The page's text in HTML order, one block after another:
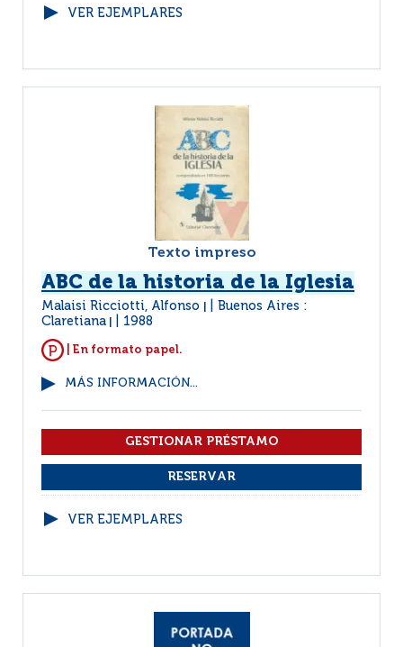
VER EJEMPLARES
Texto impreso
ABC de la historia de la Iglesia
Malaisi Ricciotti, Alfonso
Buenos Aires :
Claretiana
1988
| En formato papel.
MÁS INFORMACIÓN...
VER EJEMPLARES